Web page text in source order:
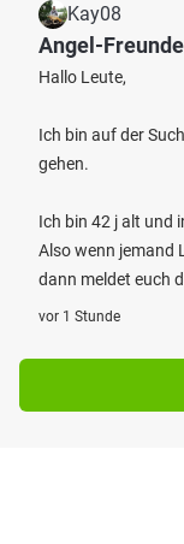
Kay08
Angel-
Hallo Leute,
Ich bin auf der
gehen.
Ich bin 42 j alt und
Also wenn jemand
dann meldet euch
vor 1 Stunde